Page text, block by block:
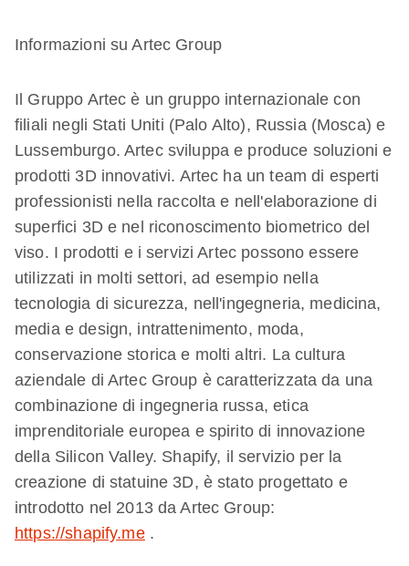
Informazioni su Artec Group
Il Gruppo Artec è un gruppo internazionale con
filiali negli Stati Uniti (Palo Alto), Russia (Mosca) e
Lussemburgo. Artec sviluppa e produce soluzioni e
prodotti 3D innovativi. Artec ha un team di esperti
professionisti nella raccolta e nell'elaborazione di
superfici 3D e nel riconoscimento biometrico del
viso. I prodotti e i servizi Artec possono essere
utilizzati in molti settori, ad esempio nella
tecnologia di sicurezza, nell'ingegneria, medicina,
media e design, intrattenimento, moda,
conservazione storica e molti altri. La cultura
aziendale di Artec Group è caratterizzata da una
combinazione di ingegneria russa, etica
imprenditoriale europea e spirito di innovazione
della Silicon Valley. Shapify, il servizio per la
creazione di statuine 3D, è stato progettato e
introdotto nel 2013 da Artec Group:
https://shapify.me.